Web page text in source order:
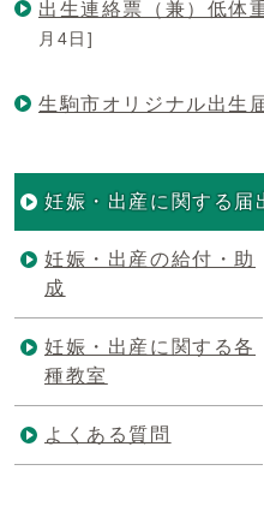
出生連絡票（兼）低体
月4日]
生駒市オリジナル出生
妊娠・出産に関する届
妊娠・出産の給付・助
成
妊娠・出産に関する各
種教室
よくある質問